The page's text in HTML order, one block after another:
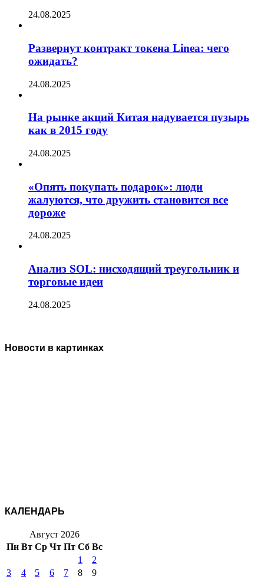
24.08.2025
Развернут контракт токена Linea: чего
ожидать?
24.08.2025
На рынке акций Китая надувается пузырь
как в 2015 году
24.08.2025
«Опять покупать подарок»: люди
жалуются, что дружить становится все
дороже
24.08.2025
Анализ SOL: нисходящий треугольник и
торговые идеи
24.08.2025
Новости в картинках
КАЛЕНДАРЬ
Август 2026
Пн Вт Ср Чт Пт Сб Вс
1
2
3
4 5 6 7 8 9